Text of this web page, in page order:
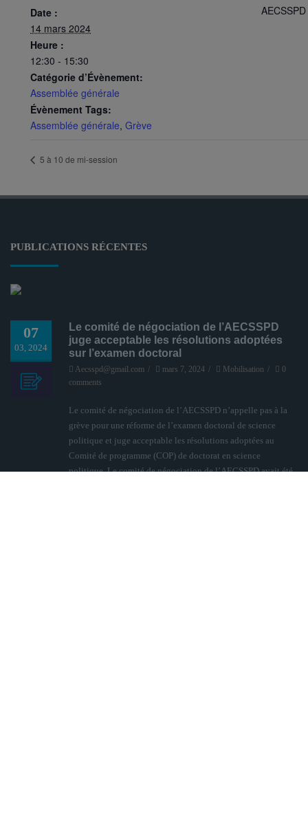
Date :
14 mars 2024
Heure :
12:30 - 15:30
Catégorie d’Évènement:
Assemblée générale
Évènement Tags:
Assemblée générale, Grève
AECSSPD
5 à 10 de mi-session
PUBLICATIONS RÉCENTES
07
03, 2024
Le comité de négociation de l’AECSSPD
juge acceptable les résolutions adoptées
sur l’examen doctoral
Aecsspd@gmail.com / mars 7, 2024 / Mobilisation /
0
comments
Le comité de négociation de l’AECSSPD n’appelle pas à la
grève pour une réforme de l’examen doctoral de science
politique et juge acceptable les résolutions adoptées au
Comité de programme (COP) de doctorat en science
politique. Le comité de négociation de l’AECSSPD avait été